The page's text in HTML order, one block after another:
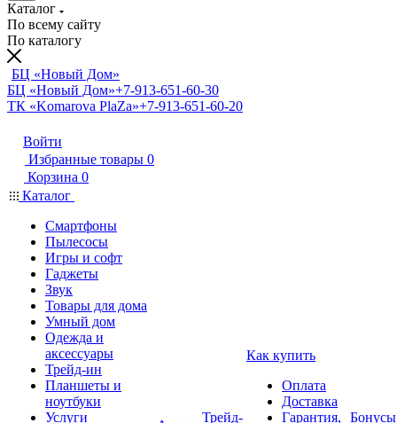
Каталог
По всему сайту
По каталогу
БЦ «Новый Дом»
БЦ «Новый Дом»+7-913-651-60-30
ТК «Komarova PlaZa»+7-913-651-60-20
Войти
Избранные товары 0
Корзина 0
Каталог
Смартфоны
Пылесосы
Игры и софт
Гаджеты
Звук
Товары для дома
Умный дом
Одежда и
аксессуары
Трейд-ин
Планшеты и
ноутбуки
Услуги
Трейд-
Как купить
Оплата
Доставка
Гарантия,
Бонусы